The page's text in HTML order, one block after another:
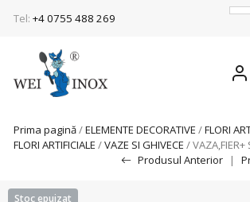
Tel: +4 0755 488 269
Prima pagină/ELEMENTE DECORATIVE /FLORI
FLORI ARTIFICIALE /VAZE SI GHIVECE /
Produsul Anterior
|